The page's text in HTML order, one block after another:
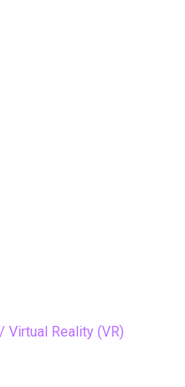
Virtual Reality (VR)